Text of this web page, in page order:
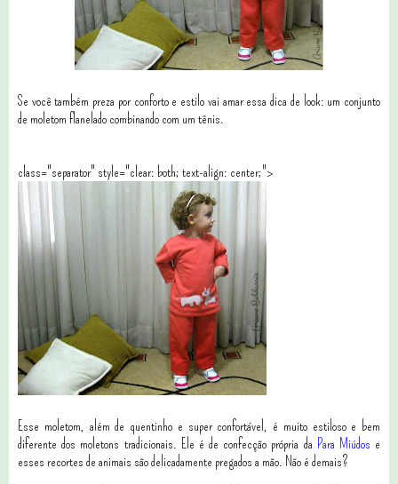
Se você também preza por conforto e estilo vai amar essa dica de look: um conjunto
de moletom flanelado combinando com um tênis.
class="separator" style="clear: both; text-align: center;">
Esse moletom, além de quentinho e super confortável, é muito estiloso e bem
diferente dos moletons tradicionais. Ele é de confecção própria da Para Miúdos e
esses recortes de animais são delicadamente pregados a mão. Não é demais?